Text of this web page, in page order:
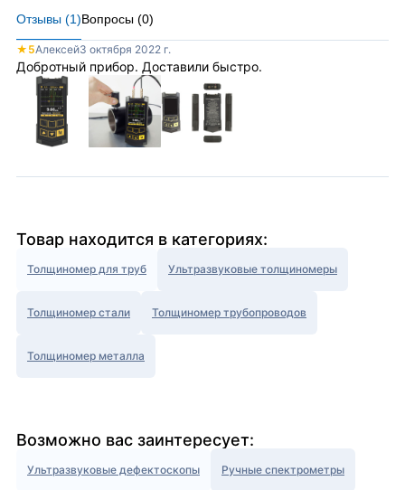
Отзывы (1)Вопросы (0)
★ 5Алексей3 октября 2022 г.
Добротный прибор. Доставили быстро.
Товар находится в категориях:
Толщиномер для труб Ультразвуковые толщиномеры
Толщиномер стали Толщиномер трубопроводов
Толщиномер металла
Возможно вас заинтересует:
Ультразвуковые дефектоскопы Ручные спектрометры